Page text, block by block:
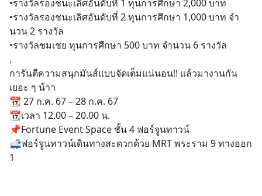
for:
•รางวัลรองชนะเลิศอันดับที่ 1 ทุนการศึกษา 2,000 บาท
•รางวัลรองชนะเลิศอันดับที่ 2 ทุนการศึกษา 1,000 บาท จํา
นวน 2 รางวัล
•รางวัลชมเชย ทุนการศึกษา 500 บาท จํานวน 6 รางวัล
.
การันตีความสนุกมันส์แบบจัดเต็มแน่นอน!! แล้วมางานกัน
เยอะ ๆ น้าา
📆 27 ก.ค. 67 – 28 ก.ค. 67
📆เวลา 12.00 – 20.00 น.
📌Fortune Event Space ชั้น 4 ฟอร์จูนทาวน์
🚅ฟอร์จูนทาวน์เดินทางสะดวกด้วย MRT พระราม 9 ทางออก
1